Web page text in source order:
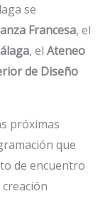
se
Francesa, el
, el Ateneo
de Diseño
próximas
que
de encuentro